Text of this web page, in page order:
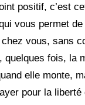
positif, c’est
vous permet
chez vous, sans
quelques fois, la
elle monte,
pour la liberté